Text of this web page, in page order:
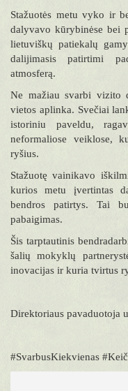
Stažuotės metu vyko ir
dalyvavo kūrybinėse bei
lietuviškų patiekalų
dalijimasis patirtimi
atmosferą.
Ne mažiau svarbi vizito
vietos aplinka. Svečiai
istoriniu paveldu,
neformaliose veiklose,
ryšius.
Stažuotę vainikavo
kurios metu įvertintas
bendros patirtys. Tai
pabaigimas.
Šis tarptautinis
šalių mokyklų
inovacijas ir kuria tvirtus
Direktoriaus pavaduotoja
#SvarbusKiekvienas